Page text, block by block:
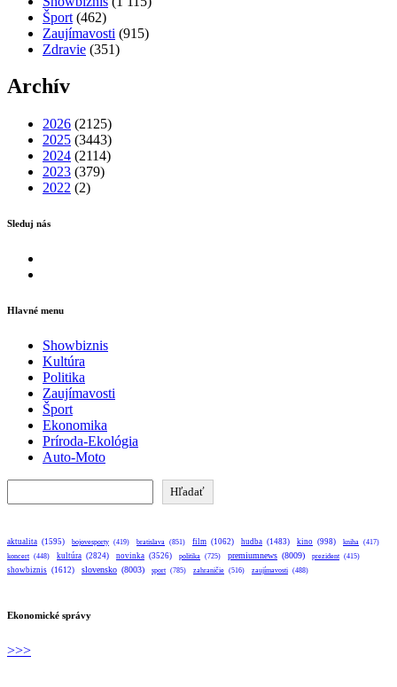
Šport (462)
Zaujímavosti (915)
Zdravie (351)
Archív
2026 (2125)
2025 (3443)
2024 (2114)
2023 (379)
2022 (2)
Sleduj nás
Hlavné menu
Showbiznis
Kultúra
Politika
Zaujímavosti
Šport
Ekonomika
Príroda-Ekológia
Auto-Moto
Hľadať
aktualita (1595) bojovesporty (419) bratislava (851) film (1062) hudba (1483) kino (998) kniha (417)
koncert (448) kultúra (2824) novinka (3526) politika (725) premiumnews (8009) prezident (415)
showbiznis (1612) slovensko (8003) sport (785) zahraničie (516) zaujímavosti (488)
Ekonomické správy
>>>